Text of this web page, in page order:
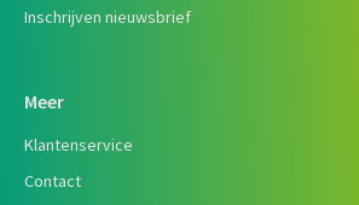
Inschrijven nieuwsbrief
Meer
Klantenservice
Contact